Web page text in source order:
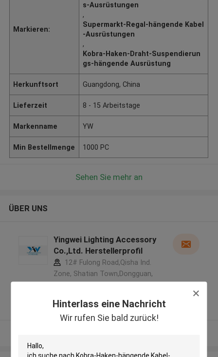
Hinterlass eine Nachricht
Wir rufen Sie bald zurück!
Markieren:
s-Ausrüstungen
,
Supermarkt-Regal-hängende Kabel
-Ausrüstungen
,
Kobra-Haken-Draht-Suspendierun
gs-hängende Ausrüstung
Herkunftsort Guangdong, China
Lieferzeit 8 - 15 Arbeitstage
Markenname YW
Min Bestellmenge 1000 PC
Sehen Sie mehr an
ÜBER UNS
Yingwei Lighting Accessory
Co.,Ltd. Herstellerprofil
12# Fulong Road,Qisha Ind.
Zone, Shatian Town,Dongguan,
Überprüfter Lieferant